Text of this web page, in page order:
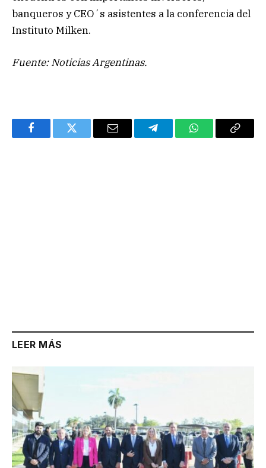
banqueros y CEO´s asistentes a la conferencia del
Instituto Milken.
Fuente: Noticias Argentinas.
FacebookTwitter Email TelegramWhatsAppCopy
LEER MÁS